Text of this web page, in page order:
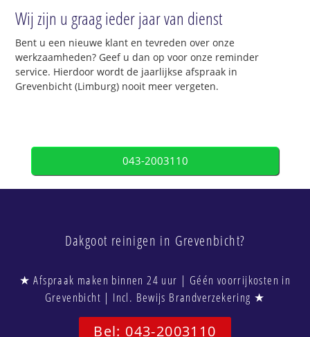
Wij zijn u graag ieder jaar van dienst
Bent u een nieuwe klant en tevreden over onze
werkzaamheden? Geef u dan op voor onze reminder
service. Hierdoor wordt de jaarlijkse afspraak in
Grevenbicht (Limburg) nooit meer vergeten.
043-2003110
Dakgoot reinigen in Grevenbicht?
★ Afspraak maken binnen 24 uur | Géén voorrijkosten in
Grevenbicht | Incl. Bewijs Brandverzekering ★
Bel: 043-2003110